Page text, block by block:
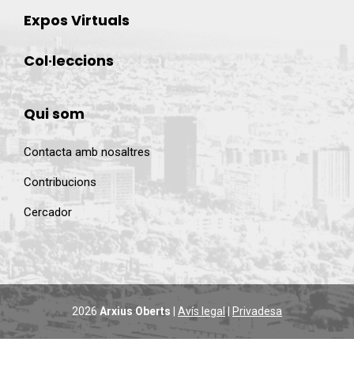
Expos Virtuals
Col·leccions
Qui som
Contacta amb nosaltres
Contribucions
Cercador
2026 Arxius Oberts Avís legal Privadesa